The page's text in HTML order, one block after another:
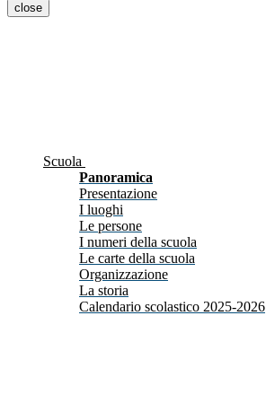
close
Scuola
Panoramica
Presentazione
I luoghi
Le persone
I numeri della scuola
Le carte della scuola
Organizzazione
La storia
Calendario scolastico 2025-2026